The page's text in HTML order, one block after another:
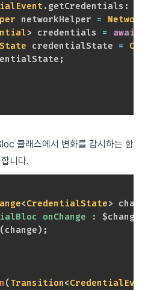
. getCredentials :
networkHelper =
> credentials = await
credentialState =
;
클래스에서 변화를 감시하는 함
니다.
<CredentialState>
onChange : $change
(change) ;
(Transition<